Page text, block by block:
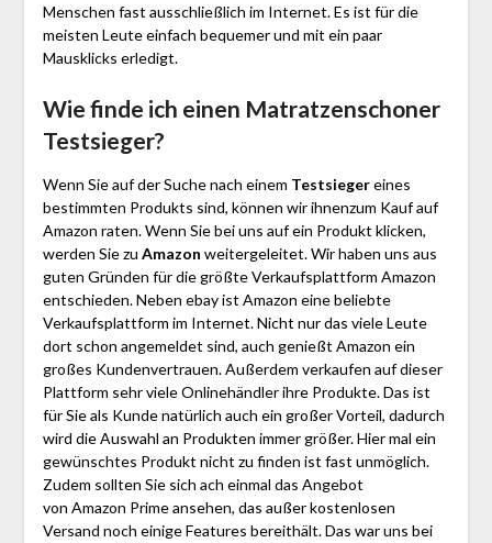
Menschen fast ausschließlich im Internet. Es ist für die
meisten Leute einfach bequemer und mit ein paar
Mausklicks erledigt.
Wie finde ich einen Matratzenschoner
Testsieger?
Wenn Sie auf der Suche nach einem Testsiegereines
bestimmten Produkts sind, können wir ihnenzum Kauf auf
Amazon raten. Wenn Sie bei uns auf ein Produkt klicken,
werden Sie zu Amazon weitergeleitet. Wir haben uns aus
guten Gründen für die größte Verkaufsplattform Amazon
entschieden. Neben ebay ist Amazon eine beliebte
Verkaufsplattform im Internet. Nicht nur das viele Leute
dort schon angemeldet sind, auch genießt Amazon ein
großes Kundenvertrauen. Außerdem verkaufen auf dieser
Plattform sehr viele Onlinehändler ihre Produkte. Das ist
für Sie als Kunde natürlich auch ein großer Vorteil, dadurch
wird die Auswahl an Produkten immer größer. Hier mal ein
gewünschtes Produkt nicht zu finden ist fast unmöglich.
Zudem sollten Sie sich ach einmal das Angebot
von Amazon Prime ansehen, das außer kostenlosen
Versand noch einige Features bereithält. Das war uns bei